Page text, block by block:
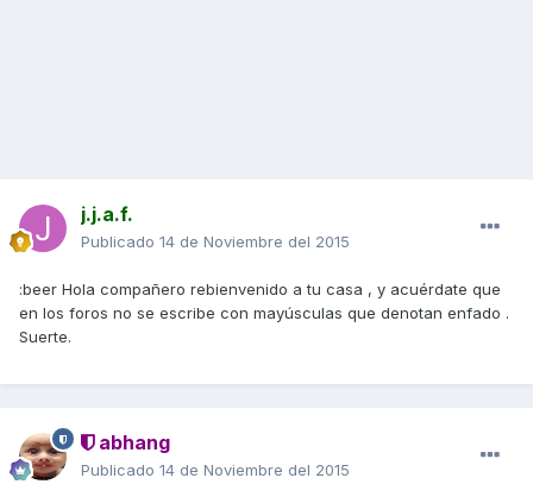
j.j.a.f.
Publicado 14 de Noviembre del 2015
:beer Hola compañero rebienvenido a tu casa , y acuérdate que
en los foros no se escribe con mayúsculas que denotan enfado .
Suerte.
abhang
Publicado 14 de Noviembre del 2015